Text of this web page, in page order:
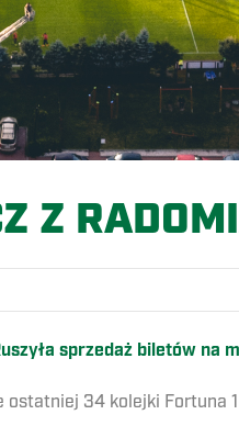
Z
sprzedaż biletów na
34 kolejki Fortuna